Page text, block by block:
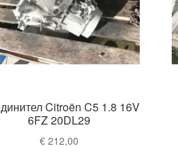
Citroën C5 1.8 16V
6FZ 20DL29
€ 212,00